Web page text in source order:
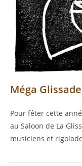
Méga
Pour fêter cette
au Saloon de La
musiciens et